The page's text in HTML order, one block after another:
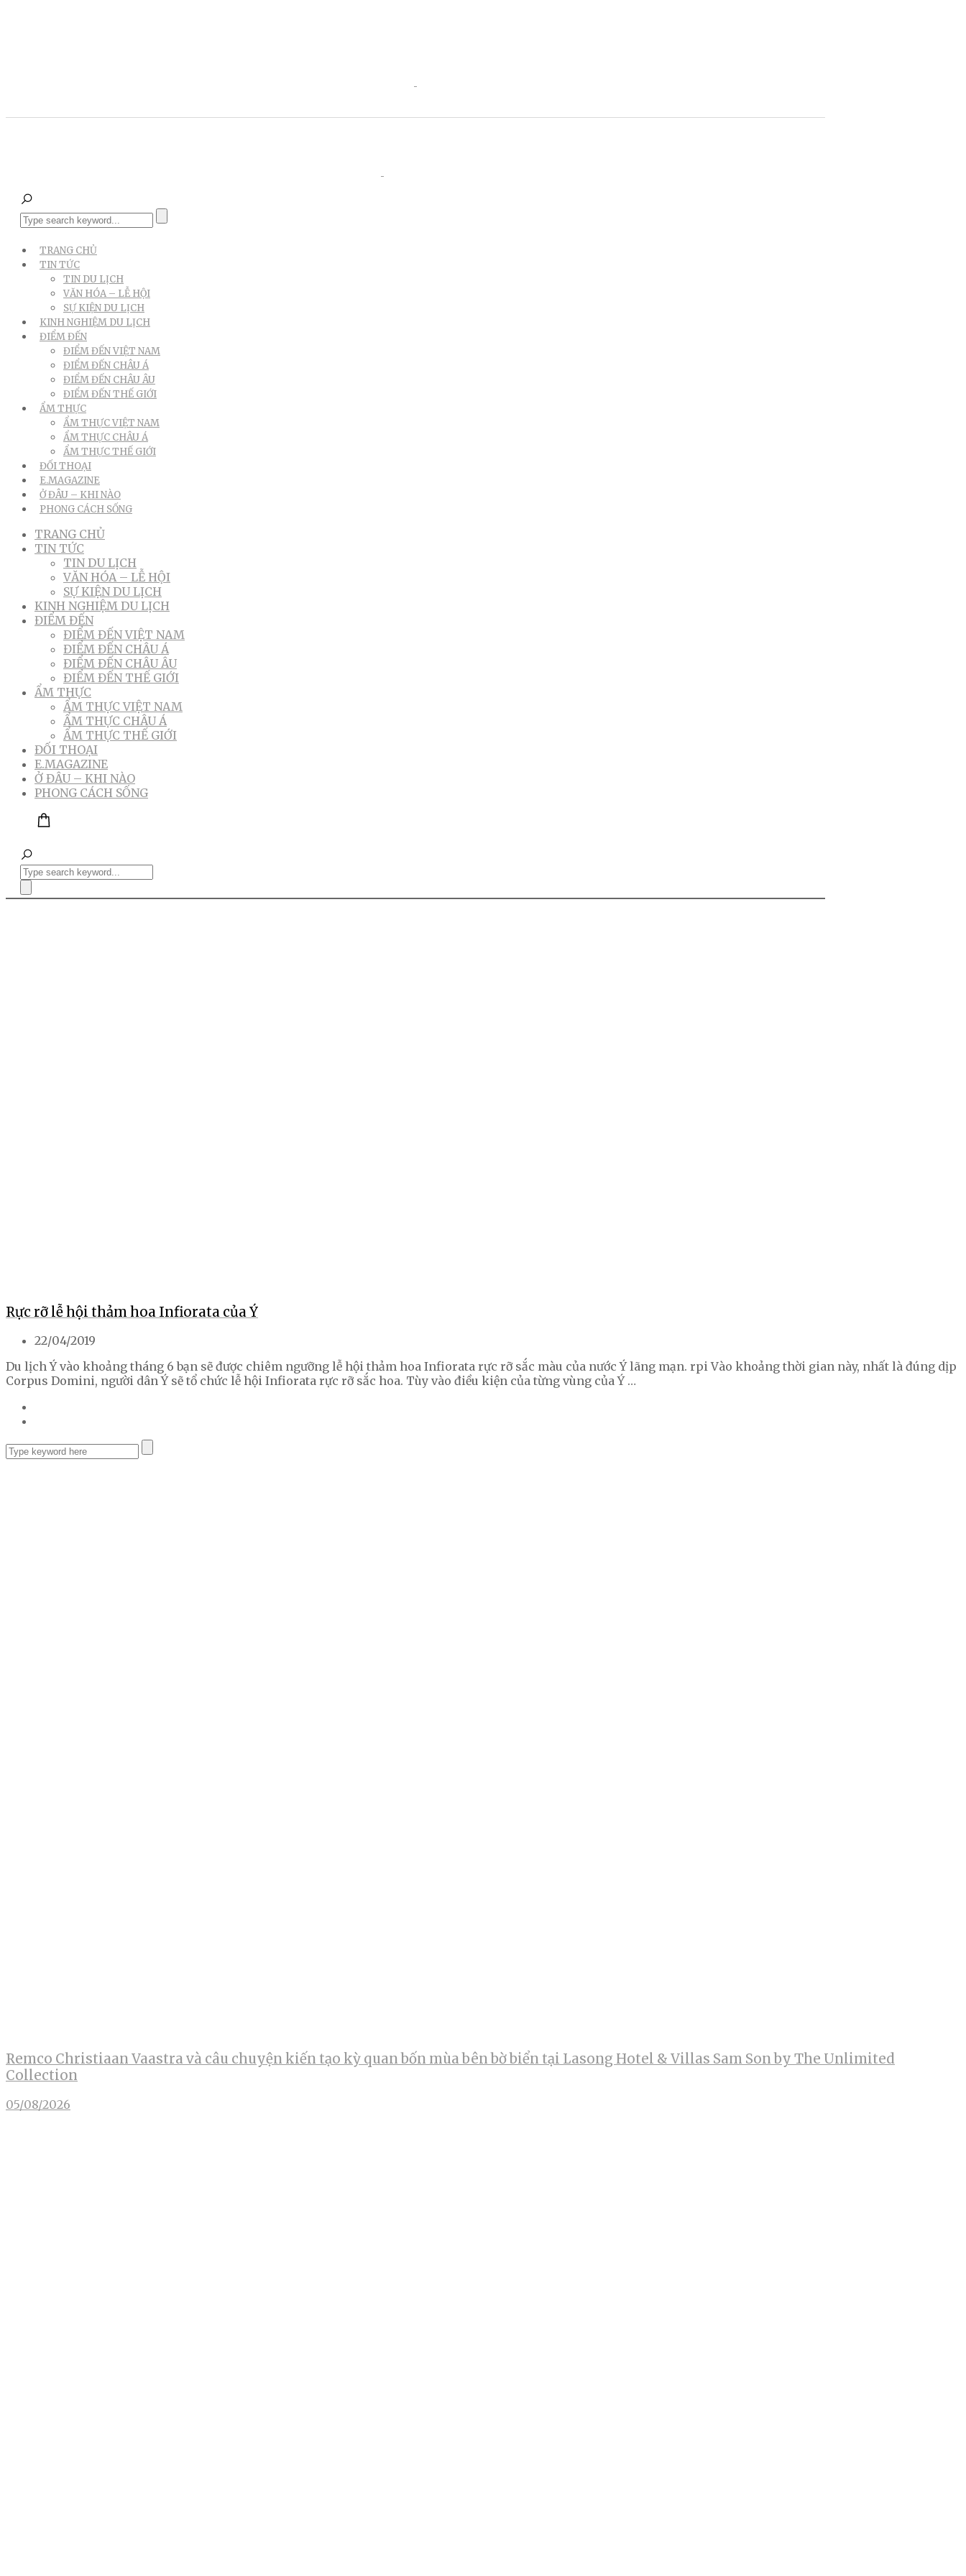
TRANG CHỦ
TIN TỨC
TIN DU LỊCH
VĂN HÓA – LỄ HỘI
SỰ KIỆN DU LỊCH
KINH NGHIỆM DU LỊCH
ĐIỂM ĐẾN
ĐIỂM ĐẾN VIỆT NAM
ĐIỂM ĐẾN CHÂU Á
ĐIỂM ĐẾN CHÂU ÂU
ĐIỂM ĐẾN THẾ GIỚI
ẨM THỰC
ẨM THỰC VIỆT NAM
ẨM THỰC CHÂU Á
ẨM THỰC THẾ GIỚI
ĐỐI THOẠI
E.MAGAZINE
Ở ĐÂU – KHI NÀO
PHONG CÁCH SỐNG
TRANG CHỦ
TIN TỨC
TIN DU LỊCH
VĂN HÓA – LỄ HỘI
SỰ KIỆN DU LỊCH
KINH NGHIỆM DU LỊCH
ĐIỂM ĐẾN
ĐIỂM ĐẾN VIỆT NAM
ĐIỂM ĐẾN CHÂU Á
ĐIỂM ĐẾN CHÂU ÂU
ĐIỂM ĐẾN THẾ GIỚI
ẨM THỰC
ẨM THỰC VIỆT NAM
ẨM THỰC CHÂU Á
ẨM THỰC THẾ GIỚI
ĐỐI THOẠI
E.MAGAZINE
Ở ĐÂU – KHI NÀO
PHONG CÁCH SỐNG
Rực rỡ lễ hội thảm hoa Infiorata của Ý
22/04/2019
Du lịch Ý vào khoảng tháng 6 bạn sẽ được chiêm ngưỡng lễ hội thảm hoa Infiorata rực rỡ sắc màu của nước Ý lãng mạn. rpi Vào khoảng thời gian này, nhất là đúng dịp
Corpus Domini, người dân Ý sẽ tổ chức lễ hội Infiorata rực rỡ sắc hoa. Tùy vào điều kiện của từng vùng của Ý …
Remco Christiaan Vaastra và câu chuyện kiến tạo kỳ quan bốn mùa bên bờ biển tại Lasong Hotel & Villas Sam Son by The Unlimited
Collection
05/08/2026